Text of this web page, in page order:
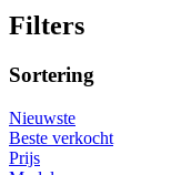
Filters
Sortering
Nieuwste
Beste verkocht
Prijs